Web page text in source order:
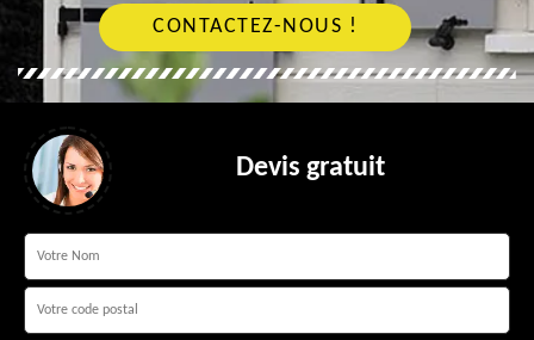
CONTACTEZ-NOUS !
Devis gratuit